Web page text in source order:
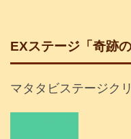
EXステージ「奇跡
マタタビステージク